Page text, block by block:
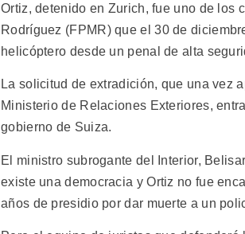
Ortiz, detenido en Zurich, fue uno de los
Rodríguez (FPMR) que el 30 de
helicóptero desde un penal de alta
La solicitud de extradición, que una vez
Ministerio de Relaciones Exteriores,
gobierno de Suiza.
El ministro subrogante del Interior,
existe una democracia y Ortiz no fue
años de presidio por dar muerte a un